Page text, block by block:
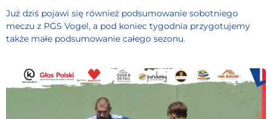
Już dziś pojawi się również podsumowanie sobotniego
meczu z PGS Vogel, a pod koniec tygodnia przygotujemy
także małe podsumowanie całego sezonu.